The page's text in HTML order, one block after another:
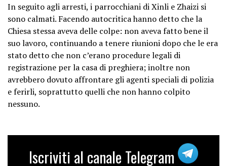
In seguito agli arresti, i parrocchiani di Xinli e Zhaizi si
sono calmati. Facendo autocritica hanno detto che la
Chiesa stessa aveva delle colpe: non aveva fatto bene il
suo lavoro, continuando a tenere riunioni dopo che le era
stato detto che non c’erano procedure legali di
registrazione per la casa di preghiera; inoltre non
avrebbero dovuto affrontare gli agenti speciali di polizia
e ferirli, soprattutto quelli che non hanno colpito
nessuno.
Iscriviti al canale Telegram